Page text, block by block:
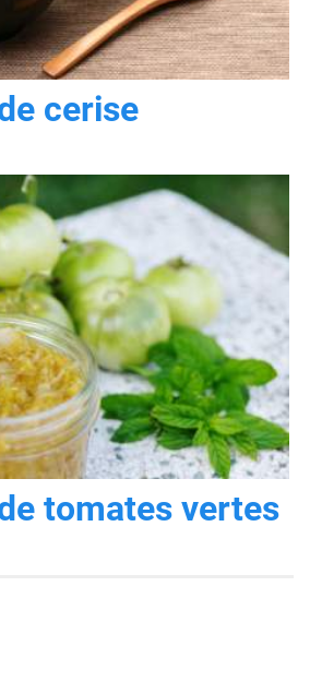
cerise
tomates vertes